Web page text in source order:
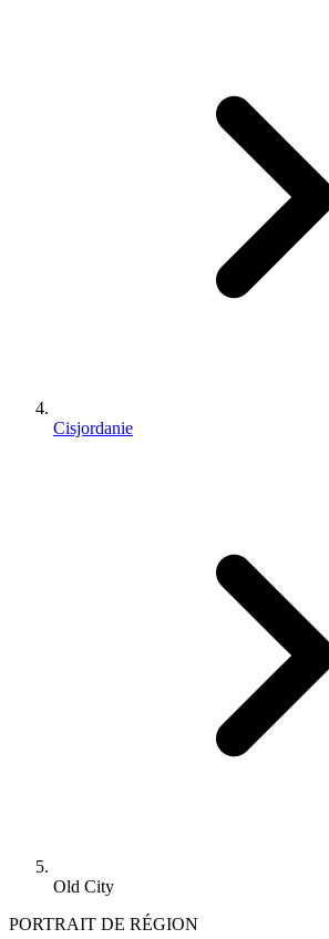
Cisjordanie
Old City
PORTRAIT DE RÉGION